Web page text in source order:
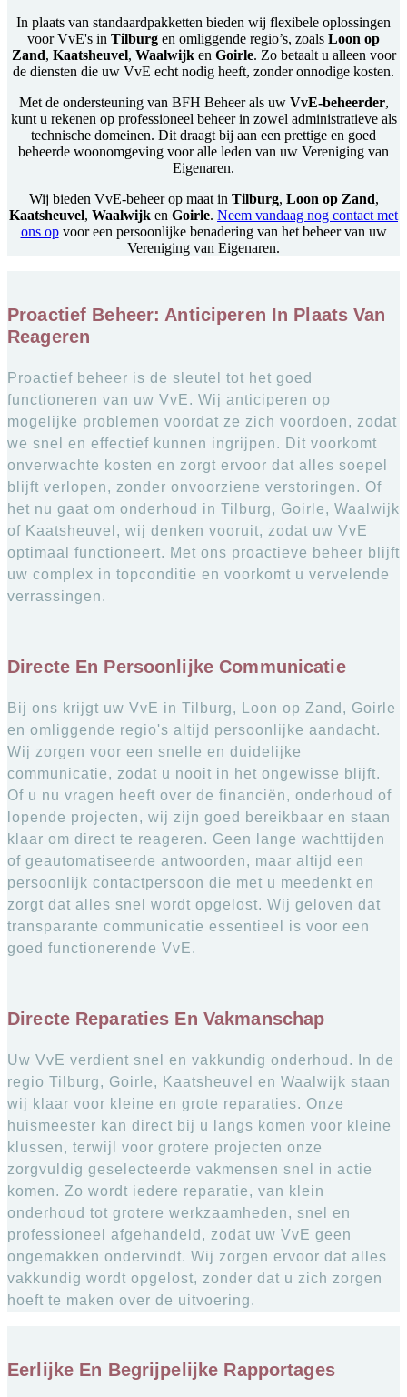
In plaats van standaardpakketten bieden wij flexibele oplossingen
voor VvE's in Tilburg en omliggende regio’s, zoals Loon op
Zand, Kaatsheuvel, Waalwijken Goirle. Zo betaalt u alleen voor
de diensten die uw VvE echt nodig heeft, zonder onnodige kosten.
Met de ondersteuning van BFH Beheer als uw VvE-beheerder,
kunt u rekenen op professioneel beheer in zowel administratieve als
technische domeinen. Dit draagt bij aan een prettige en goed
beheerde woonomgeving voor alle leden van uw Vereniging van
Eigenaren.
Wij bieden VvE-beheer op maat in Tilburg, Loon op Zand,
Kaatsheuvel, Waalwijk en Goirle. Neem vandaag nog contact met
ons opvoor een persoonlijke benadering van het beheer van uw
Vereniging van Eigenaren.
Proactief Beheer: Anticiperen In Plaats Van
Reageren
Proactief beheer is de sleutel tot het goed
functioneren van uw VvE. Wij anticiperen op
mogelijke problemen voordat ze zich voordoen, zodat
we snel en effectief kunnen ingrijpen. Dit voorkomt
onverwachte kosten en zorgt ervoor dat alles soepel
blijft verlopen, zonder onvoorziene verstoringen. Of
het nu gaat om onderhoud in Tilburg, Goirle, Waalwijk
of Kaatsheuvel, wij denken vooruit, zodat uw VvE
optimaal functioneert. Met ons proactieve beheer blijft
uw complex in topconditie en voorkomt u vervelende
verrassingen.
Directe En Persoonlijke Communicatie
Bij ons krijgt uw VvE in Tilburg, Loon op Zand, Goirle
en omliggende regio's altijd persoonlijke aandacht.
Wij zorgen voor een snelle en duidelijke
communicatie, zodat u nooit in het ongewisse blijft.
Of u nu vragen heeft over de financiën, onderhoud of
lopende projecten, wij zijn goed bereikbaar en staan
klaar om direct te reageren. Geen lange wachttijden
of geautomatiseerde antwoorden, maar altijd een
persoonlijk contactpersoon die met u meedenkt en
zorgt dat alles snel wordt opgelost. Wij geloven dat
transparante communicatie essentieel is voor een
goed functionerende VvE.
Directe Reparaties En Vakmanschap
Uw VvE verdient snel en vakkundig onderhoud. In de
regio Tilburg, Goirle, Kaatsheuvel en Waalwijk staan
wij klaar voor kleine en grote reparaties. Onze
huismeester kan direct bij u langs komen voor kleine
klussen, terwijl voor grotere projecten onze
zorgvuldig geselecteerde vakmensen snel in actie
komen. Zo wordt iedere reparatie, van klein
onderhoud tot grotere werkzaamheden, snel en
professioneel afgehandeld, zodat uw VvE geen
ongemakken ondervindt. Wij zorgen ervoor dat alles
vakkundig wordt opgelost, zonder dat u zich zorgen
hoeft te maken over de uitvoering.
Eerlijke En Begrijpelijke Rapportages